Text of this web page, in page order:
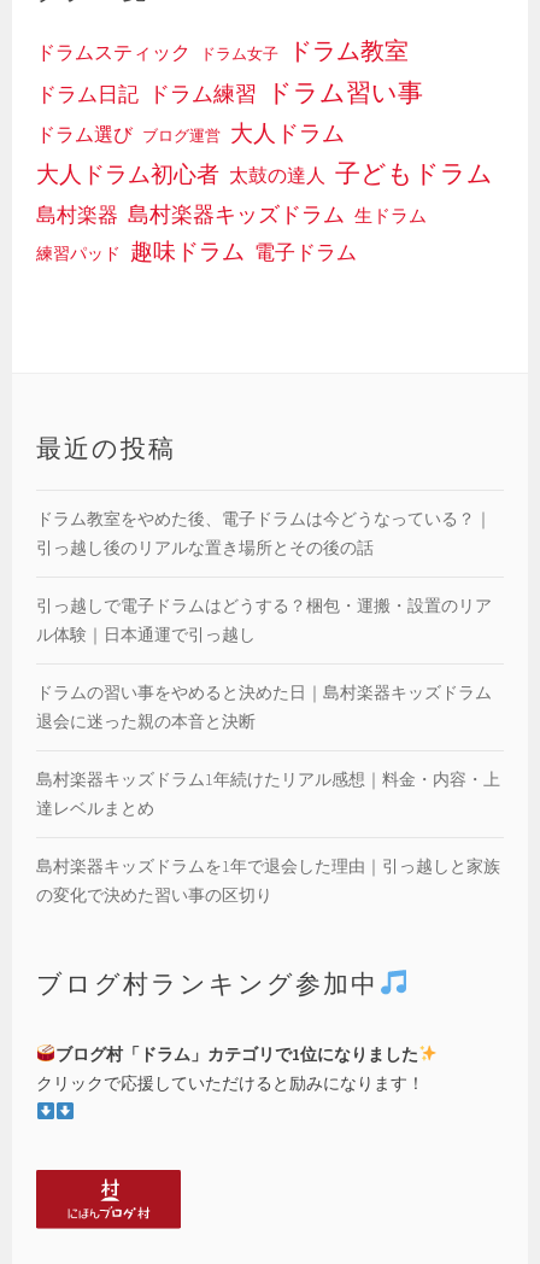
ドラムスティック ドラム女子 ドラム教室
ドラム日記 ドラム練習 ドラム習い事
ドラム選び ブログ運営 大人ドラム
大人ドラム初心者 太鼓の達人 子どもドラム
島村楽器 島村楽器キッズドラム 生ドラム
練習パッド 趣味ドラム 電子ドラム
最近の投稿
ドラム教室をやめた後、電子ドラムは今どうなっている？｜
引っ越し後のリアルな置き場所とその後の話
引っ越しで電子ドラムはどうする？梱包・運搬・設置のリア
ル体験｜日本通運で引っ越し
ドラムの習い事をやめると決めた日｜島村楽器キッズドラム
退会に迷った親の本音と決断
島村楽器キッズドラム1年続けたリアル感想｜料金・内容・上
達レベルまとめ
島村楽器キッズドラムを1年で退会した理由｜引っ越しと家族
の変化で決めた習い事の区切り
ブログ村ランキング参加中
ブログ村「ドラム」カテゴリで1位になりました
クリックで応援していただけると励みになります！